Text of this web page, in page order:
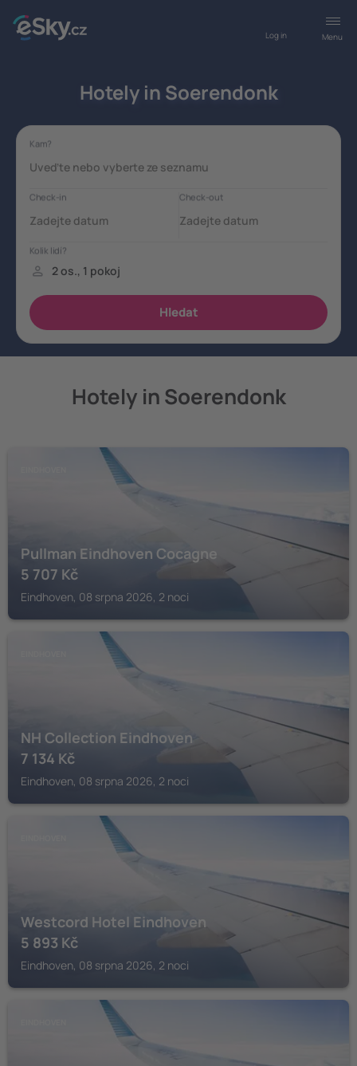
Menu
Log in
Hotely in Soerendonk
Hotely in Soerendonk
Pullman Eindhoven Cocagne
5 707 Kč
Eindhoven, 08 srpna 2026, 2 noci
NH Collection Eindhoven
7 134 Kč
Eindhoven, 08 srpna 2026, 2 noci
Westcord Hotel Eindhoven
5 893 Kč
Eindhoven, 08 srpna 2026, 2 noci